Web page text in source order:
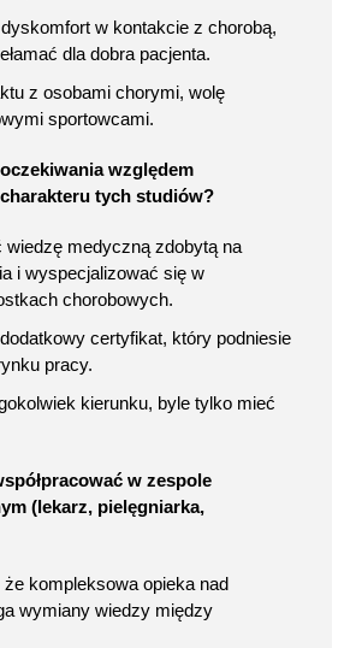
w kontakcie z chorobą,
dla dobra pacjenta.
z osobami chorymi, wolę
sportowcami.
względem
tych studiów?
wiedzę medyczną zdobytą na
i wyspecjalizować się w
chorobowych.
certyfikat, który podniesie
pracy.
kierunku, byle tylko mieć
w zespole
(lekarz, pielęgniarka,
że kompleksowa opieka nad
wymiany wiedzy między